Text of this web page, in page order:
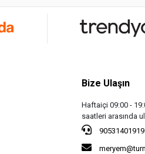
Bize Ulaşın
Haftaiçi 09:00 -
saatleri arasında